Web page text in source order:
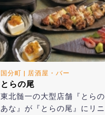
国分町 | 居酒屋・バー
とらの尾
東北髄一の大型店舗『とらの
あな』が『とらの尾』にリニ